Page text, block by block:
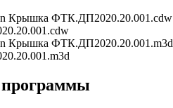
Крышка ФТК.ДП2020.20.001.cdw
Крышка ФТК.ДП2020.20.001.m3d